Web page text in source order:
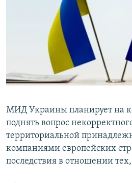
ПОБЕДИТЕЛЕЙ НЕ СУДЯТ?
КРЫМ.НЕПОКОРЕННЫЙ
УКРАИНСКАЯ ПРОБЛЕМА КРЫМА
ПРИСОЕДИНЯЙТЕСЬ!
Все сайты RFE/RL
МИД Украины планирует на
поднять вопрос
территориальной
компаниями европейских
последствия в отношении тех,